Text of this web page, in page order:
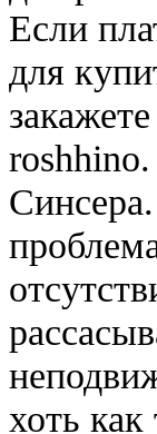
Если
для
хоть